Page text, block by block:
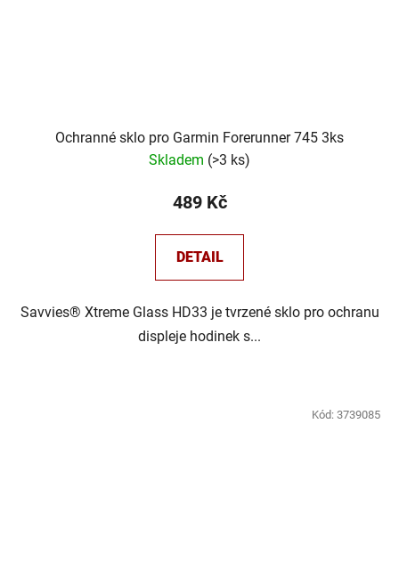
Ochranné sklo pro Garmin Forerunner 745 3ks
Skladem (>3 ks)
489 Kč
DETAIL
Savvies® Xtreme Glass HD33 je tvrzené sklo pro ochranu
displeje hodinek s...
Kód: 3739085